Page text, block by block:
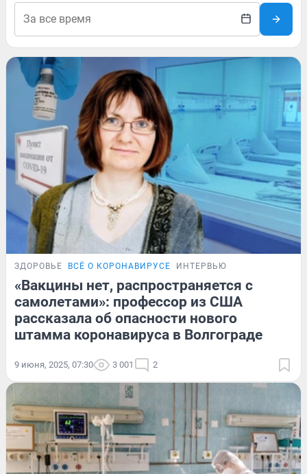
ЗДОРОВЬЕ ВСЁ О КОРОНАВИРУСЕ ИНТЕРВЬЮ
«Вакцины нет, распространяется с
самолетами»: профессор из США
рассказала об опасности нового
штамма коронавируса в Волгограде
9 июня, 2025, 07:30 3 001 2